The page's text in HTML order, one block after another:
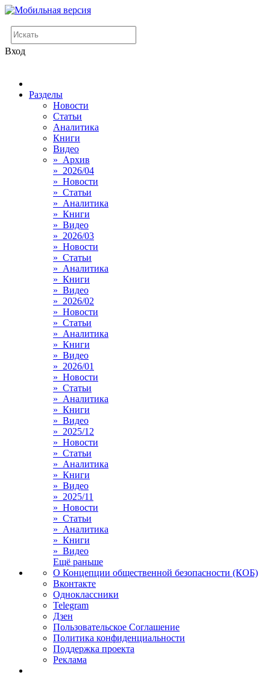
Вход
Разделы
Новости
Статьи
Аналитика
Книги
Видео
» Архив
» 2026/04
» Новости
» Статьи
» Аналитика
» Книги
» Видео
» 2026/03
» Новости
» Статьи
» Аналитика
» Книги
» Видео
» 2026/02
» Новости
» Статьи
» Аналитика
» Книги
» Видео
» 2026/01
» Новости
» Статьи
» Аналитика
» Книги
» Видео
» 2025/12
» Новости
» Статьи
» Аналитика
» Книги
» Видео
» 2025/11
» Новости
» Статьи
» Аналитика
» Книги
» Видео
Ещё раньше
О Концепции общественной безопасности (КОБ)
Вконтакте
Одноклассники
Telegram
Дзен
Пользовательское Соглашение
Политика конфиденциальности
Поддержка проекта
Реклама